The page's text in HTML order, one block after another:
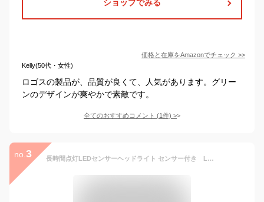
ショップでみる
価格と在庫をAmazonでチェック >>
Kelly(50代・女性)
ロゴスの製品が、品質が良くて、人気があります。グリー
ンのデザインが爽やかで素敵です。
全てのおすすめコメント (1件) >
no. 3 長時間点灯LEDセンサーヘッドライト センサー付き LEDヘッドライト USB充電式 人感センサー機能 長時間点灯 残量表示ランプ付き 90度角度調整可 IPX45 釣りライト 防水 超軽量 防災 登山 キャップ 夜釣り 作業 アウトドア用